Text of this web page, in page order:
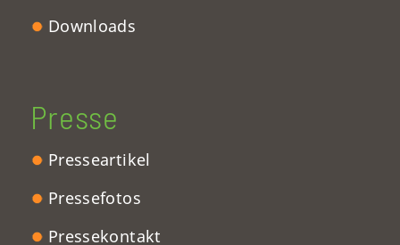
Downloads
Presse
Presseartikel
Pressefotos
Pressekontakt